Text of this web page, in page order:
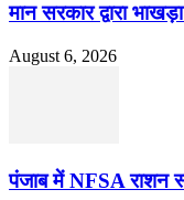
मान सरकार द्वारा
August 6, 2026
पंजाब में NFSA राशन